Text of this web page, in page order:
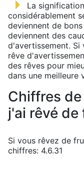
La
considérablement
deviennent de
deviennent des
d'avertissement. Si
rêve
des rêves pour
dans une meilleure
Chiffres
j'ai rêvé de
Si vous rêvez de
chiffres: 4.6.31